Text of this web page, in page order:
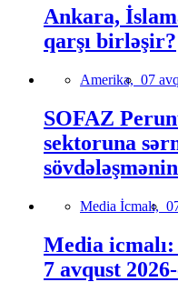
Ankara,
qarşı birləşir?
Amerika, 07
SOFAZ
sektoruna
Media İcmalı,
Media icmalı:
7 avqust